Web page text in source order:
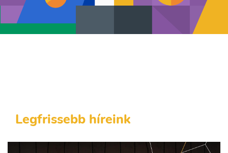
Legfrissebb híreink